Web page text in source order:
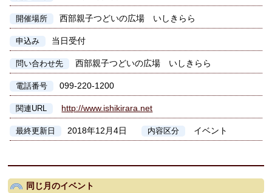
開催場所 西部親子つどいの広場 いしきらら
申込み 当日受付
問い合わせ先 西部親子つどいの広場 いしきらら
電話番号 099-220-1200
関連URL http://www.ishikirara.net
最終更新日 2018年12月4日 内容区分 イベント
同じ月のイベント